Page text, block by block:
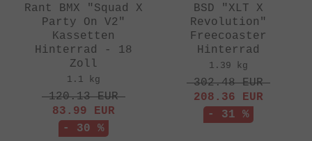
Rant BMX "Squad X
Party On V2"
Kassetten
Hinterrad - 18
Zoll
1.1 kg
120.13EUR
83.99 EUR
- 30 %
BSD "XLT X
Revolution"
Freecoaster
Hinterrad
1.39 kg
302.48EUR
208.36 EUR
- 31 %